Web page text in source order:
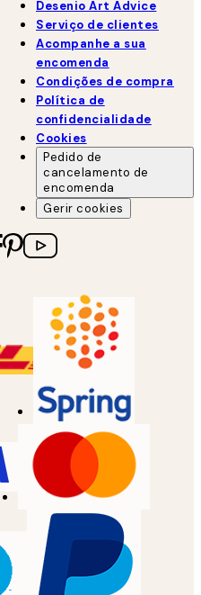
Desenio Art Advice
Serviço de clientes
Acompanhe a sua
encomenda
Condições de compra
Política de
confidencialidade
Cookies
Pedido de
cancelamento de
encomenda
Gerir cookies